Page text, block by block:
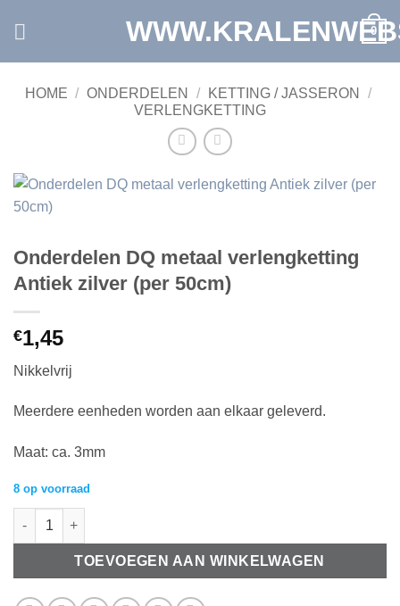
0
HOME / ONDERDELEN / KETTING / JASSERON
/
VERLENGKETTING
Onderdelen DQ metaal verlengketting
Antiek zilver (per 50cm)
€1,45
Nikkelvrij
Meerdere eenheden worden aan elkaar geleverd.
Maat: ca. 3mm
8 op voorraad
Onderdelen DQ metaal verlengketting Antiek zilver (per 50cm)
TOEVOEGEN AAN WINKELWAGEN